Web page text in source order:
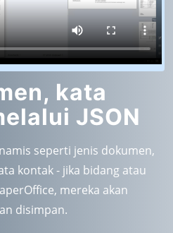
kata
JSON
seperti jenis dokumen,
kontak - jika bidang atau
mereka akan
disimpan.